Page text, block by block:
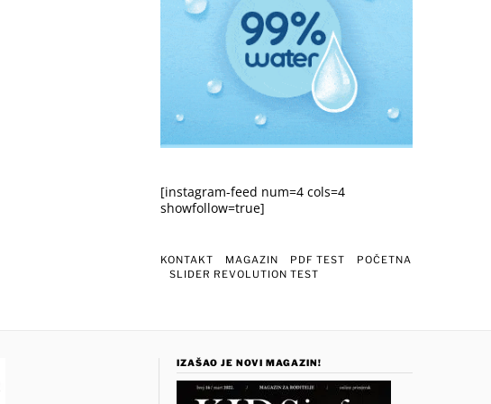
[instagram-feed num=4 cols=4
showfollow=true]
KONTAKT MAGAZIN PDF TEST
POČETNA
SLIDER REVOLUTION TEST
IZAŠAO JE NOVI MAGAZIN!